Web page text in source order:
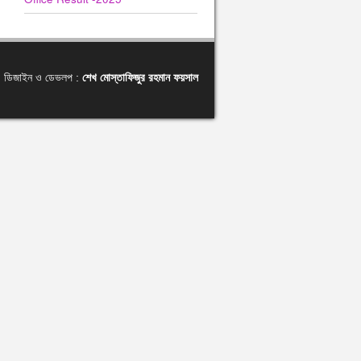
ডিজাইন ও ডেভলপ : শেখ মোস্তাফিজুর রহমান ফয়সাল